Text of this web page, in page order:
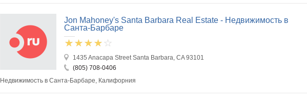
Jon Mahoney's Santa Barbara Real Estate - Недвижимость в
Санта-Барбаре
1435 Anacapa Street Santa Barbara, CA 93101
(805) 708-0406
Недвижимость в Санта-Барбаре, Калифорния